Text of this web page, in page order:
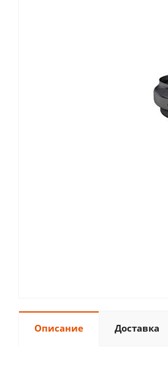
Описание Доставка